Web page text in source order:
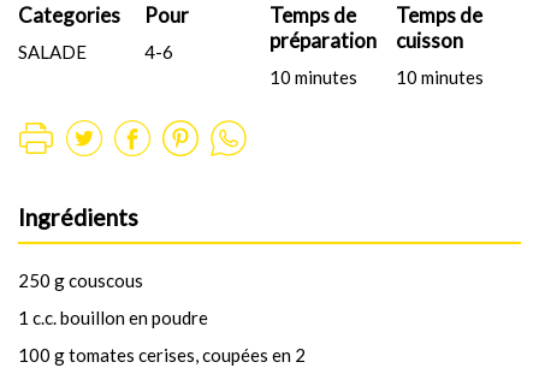
Categories
SALADE
Pour
4-6
Temps de
préparation
10 minutes
Temps de
cuisson
10 minutes
Ingrédients
250 g couscous
1 c.c. bouillon en poudre
100 g tomates cerises, coupées en 2